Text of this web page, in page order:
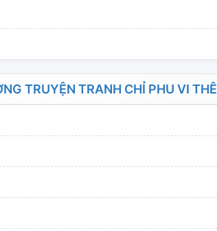
TRUYỆN TRANH CHỈ PHU VI THÊ